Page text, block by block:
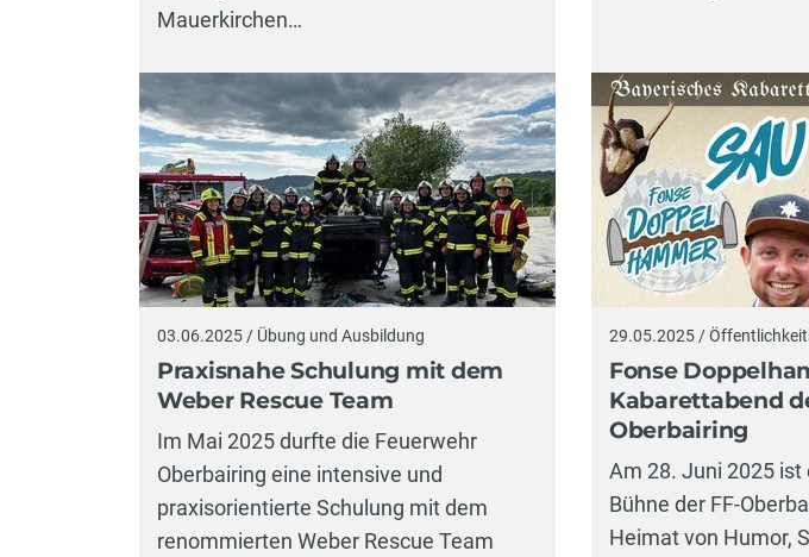
Mauerkirchen…
03.06.2025 / Übung und Ausbildung
Praxisnahe Schulung mit dem
Weber Rescue Team
Im Mai 2025 durfte die Feuerwehr
Oberbairing eine intensive und
praxisorientierte Schulung mit dem
renommierten Weber Rescue Team
29.05.2025 /
Fonse
Kabarettabend
Oberbairing
Am 28. Juni 2025 ist
Bühne der FF-
Heimat von Humor,